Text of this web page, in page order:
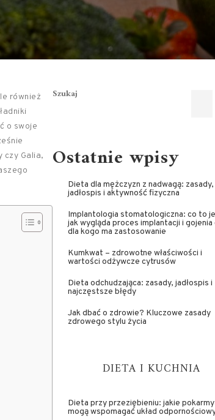
również
o swoje
czy Galia,
Szukaj
Ostatnie wpisy
Dieta dla mężczyzn z nadwagą: zasady,
jadłospis i aktywność fizyczna
Implantologia stomatologiczna: co to
jak wygląda proces implantacji i gojenia
dla kogo ma zastosowanie
Kumkwat – zdrowotne właściwości i
wartości odżywcze cytrusów
Dieta odchudzająca: zasady, jadłospis i
najczęstsze błędy
Jak dbać o zdrowie? Kluczowe zasady
zdrowego stylu życia
DIETA I KUCHNIA
Dieta przy przeziębieniu: jakie pokarmy
mogą wspomagać układ